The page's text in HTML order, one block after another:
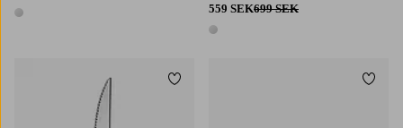
1 färg
559 SEK699 SEK
1 färg
Lägg till i favoriter